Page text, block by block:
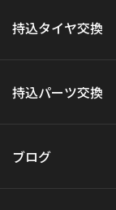
持込タイヤ交換
持込パーツ交換
ブログ